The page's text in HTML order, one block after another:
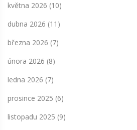
května 2026 (10)
dubna 2026 (11)
března 2026 (7)
února 2026 (8)
ledna 2026 (7)
prosince 2025 (6)
listopadu 2025 (9)